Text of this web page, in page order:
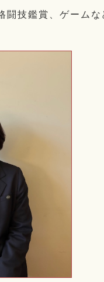
闘技鑑賞、ゲーム